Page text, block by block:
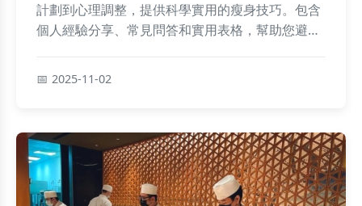
計劃到心理調整，提供科學實用的瘦身技巧。包含
個人經驗分享、常見問答和實用表格，幫助您避免
2025-11-02